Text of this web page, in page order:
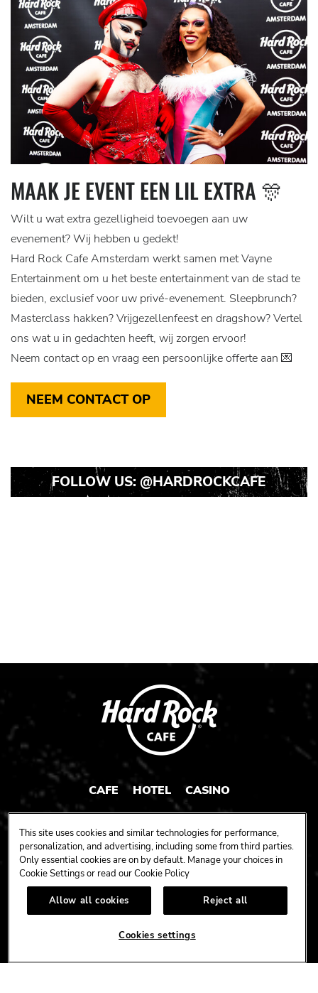
MAAK JE EVENT EEN LIL EXTRA 🎊
Wilt u wat extra gezelligheid toevoegen aan uw
evenement? Wij hebben u gedekt!
Hard Rock Cafe Amsterdam werkt samen met Vayne
Entertainment om u het beste entertainment van de stad te
bieden, exclusief voor uw privé-evenement. Sleepbrunch?
Masterclass hakken? Vrijgezellenfeest en dragshow? Vertel
ons wat u in gedachten heeft, wij zorgen ervoor!
Neem contact op en vraag een persoonlijke offerte aan 💌
NEEM CONTACT OP
FOLLOW US: @HARDROCKCAFE
CAFE HOTEL CASINO
CONNECT
FACEBOOK
X YOUTUBEINSTAGRAM
TIK
This site uses cookies and similar technologies for performance,
personalization, and advertising, including some from third parties.
Only essential cookies are on by default. Manage your choices in
Cookie Settings or read ourCookie Policy
Allow all cookies Reject all
Cookies settings